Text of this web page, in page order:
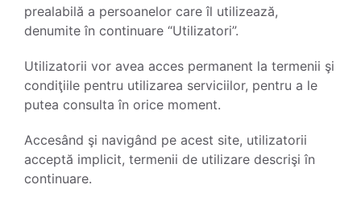
prealabilă a persoanelor care îl utilizează,
denumite în continuare “Utilizatori”.
Utilizatorii vor avea acces permanent la termenii şi
condiţiile pentru utilizarea serviciilor, pentru a le
putea consulta în orice moment.
Accesând şi navigând pe acest site, utilizatorii
acceptă implicit, termenii de utilizare descrişi în
continuare.